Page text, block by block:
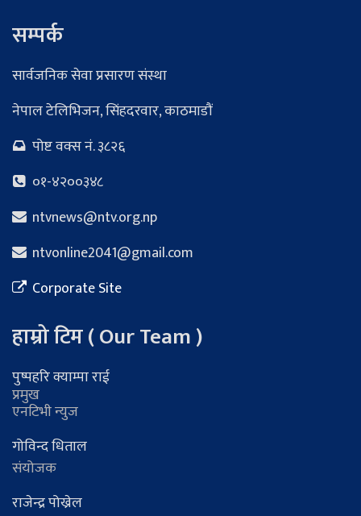
सम्पर्क
सार्वजनिक सेवा प्रसारण संस्था
नेपाल टेलिभिजन, सिंहदरवार, काठमाडौं
पोष्ट वक्स नं. ३८२६
०१-४२००३४८
ntvnews@ntv.org.np
ntvonline2041@gmail.com
Corporate Site
हाम्रो टिम ( Our Team )
पुष्पहरि क्याम्पा राई
प्रमुख
एनटिभी न्युज
गोविन्द धिताल
संयोजक
राजेन्द्र पोख्रेल